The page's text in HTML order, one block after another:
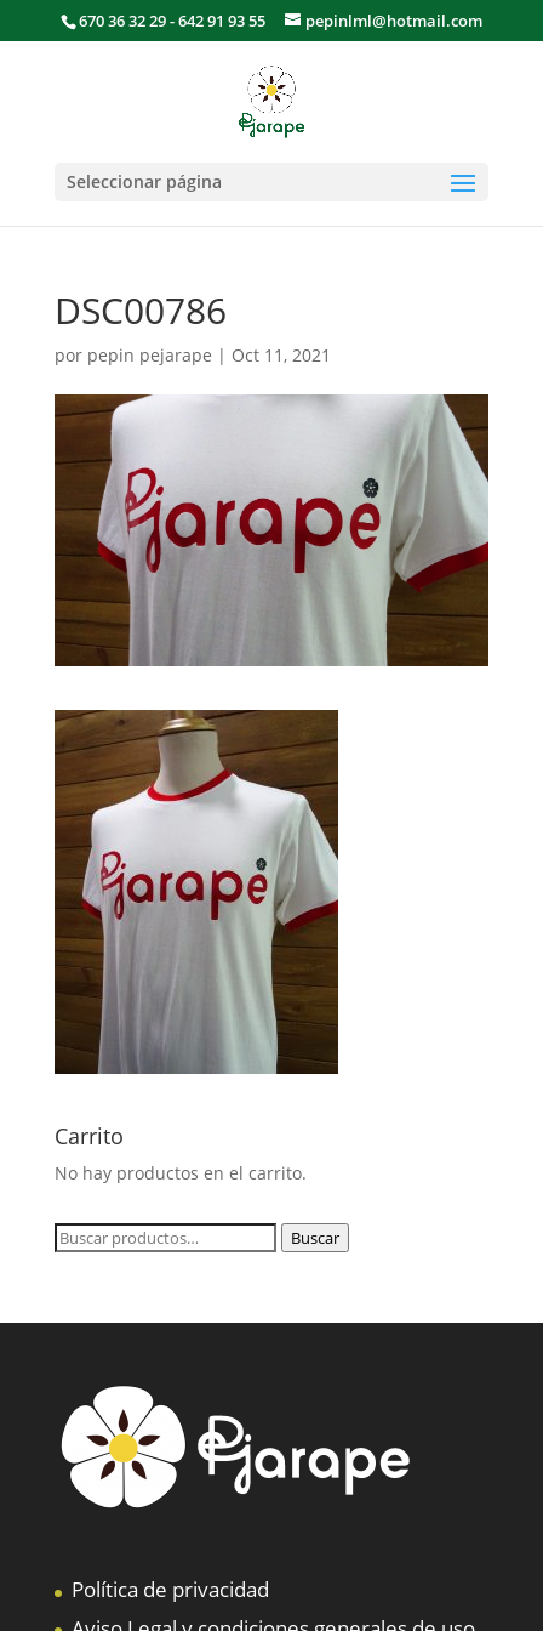
670 36 32 29 - 642 91 93 55 pepinlml@hotmail.com
Seleccionar página
DSC00786
por pepin pejarape | Oct 11, 2021
Carrito
No hay productos en el carrito.
Buscar
Buscar
Política de privacidad